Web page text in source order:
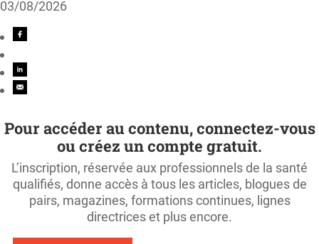
03/08/2026
Pour accéder au contenu, connectez-vous
ou créez un compte gratuit.
L’inscription, réservée aux professionnels de la santé
qualifiés, donne accès à tous les articles, blogues de
pairs, magazines, formations continues, lignes
directrices et plus encore.